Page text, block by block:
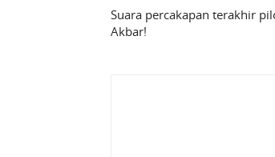
Suara percakapan terakhir
Akbar!